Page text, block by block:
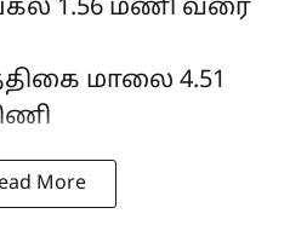
1.56 மணி வரை
மாலை 4.51
More